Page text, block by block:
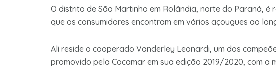
O distrito de São Martinho em Rolândia, norte do Paraná, é
que os consumidores encontram em vários açougues ao
Ali reside o cooperado Vanderley Leonardi, um dos
promovido pela Cocamar em sua edição 2019/2020, com a